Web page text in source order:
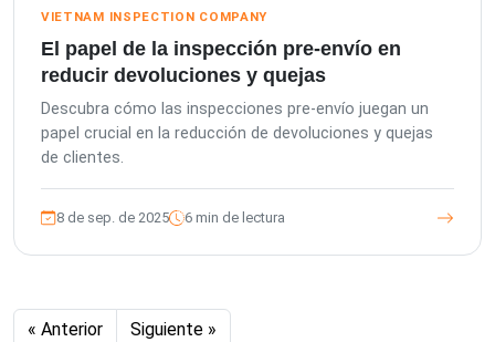
VIETNAM INSPECTION COMPANY
El papel de la inspección pre-envío en
reducir devoluciones y quejas
Descubra cómo las inspecciones pre-envío juegan un
papel crucial en la reducción de devoluciones y quejas
de clientes.
8 de sep. de 2025 6 min de lectura
« Anterior Siguiente »